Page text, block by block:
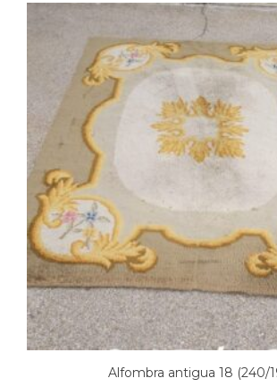
Alfombra antigua 18 (240/